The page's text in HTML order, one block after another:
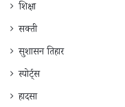
शिक्षा
सक्ती
सुशासन तिहार
स्पोर्ट्स
हादसा